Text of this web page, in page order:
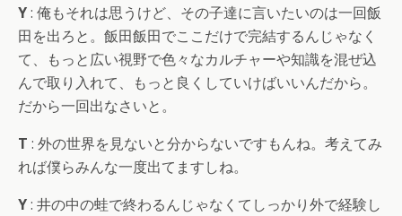
Y: 俺もそれは思うけど、その子達に言いたいのは一回飯
田を出ろと。飯田飯田でここだけで完結するんじゃなく
て、もっと広い視野で色々なカルチャーや知識を混ぜ込
んで取り入れて、もっと良くしていけばいいんだから。
だから一回出なさいと。
T : 外の世界を見ないと分からないですもんね。考えてみ
れば僕らみんな一度出てますしね。
Y: 井の中の蛙で終わるんじゃなくてしっかり外で経験し